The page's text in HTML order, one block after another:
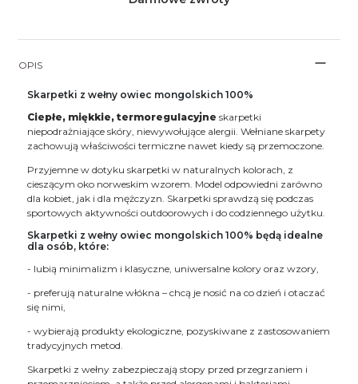
OPIS
Skarpetki z wełny owiec mongolskich 100%
Ciepłe, miękkie, termoregulacyjne skarpetki
niepodrażniające skóry, niewywołujące alergii. Wełniane skarpety
zachowują właściwości termiczne nawet kiedy są przemoczone.
Przyjemne w dotyku skarpetki w naturalnych kolorach, z
cieszącym oko norweskim wzorem. Model odpowiedni zarówno
dla kobiet, jak i dla mężczyzn. Skarpetki sprawdzą się podczas
sportowych aktywności outdoorowych i do codziennego użytku.
Skarpetki z wełny owiec mongolskich 100% będą idealne
dla osób, które:
- lubią minimalizm i klasyczne, uniwersalne kolory oraz wzory,
- preferują naturalne włókna – chcą je nosić na co dzień i otaczać
się nimi,
- wybierają produkty ekologiczne, pozyskiwane z zastosowaniem
tradycyjnych metod.
Skarpetki z wełny zabezpieczają stopy przed przegrzaniem i